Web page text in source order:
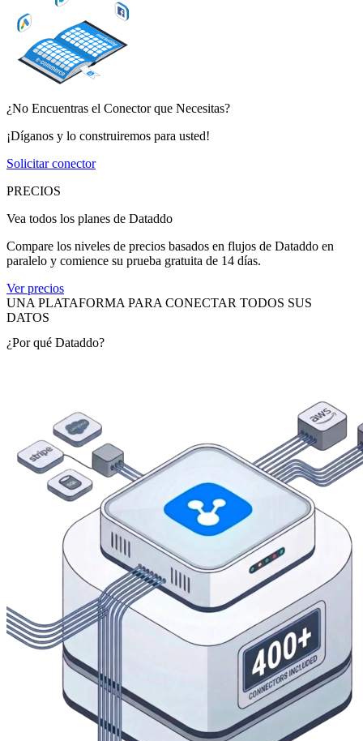
¿No Encuentras el Conector que Necesitas?
¡Díganos y lo construiremos para usted!
Solicitar conector
PRECIOS
Vea todos los planes de Dataddo
Compare los niveles de precios basados en flujos de Dataddo en
paralelo y comience su prueba gratuita de 14 días.
Ver precios
UNA PLATAFORMA PARA CONECTAR TODOS SUS
DATOS
¿Por qué Dataddo?